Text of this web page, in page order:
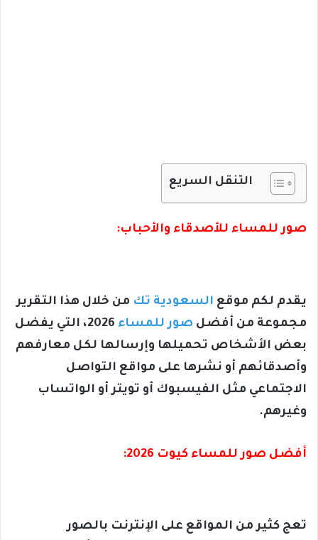
التنقل السريع
صور للمساء للأصدقاء والأحباب:
يقدم لكم موقع السعودية تك من خلال هذا التقرير
مجموعة من أفضل صور للمساء
2026، التي يفضل
بعض الأشخاص تحميلها وإرسالها لكل معارفهم
وأصدقائهم أو نشرها على مواقع التواصل
الاجتماعي مثل الفيسبوك أو تويتر أو الواتساب
وغيرهم.
أفضل صور للمساء كيوت 2026:
تعج كثير من المواقع على الإنترنت بالصور